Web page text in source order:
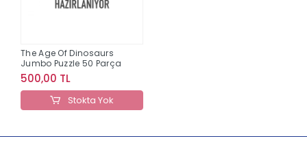
The Age Of Dinosaurs
Jumbo Puzzle 50 Parça
500,00 TL
Stokta Yok